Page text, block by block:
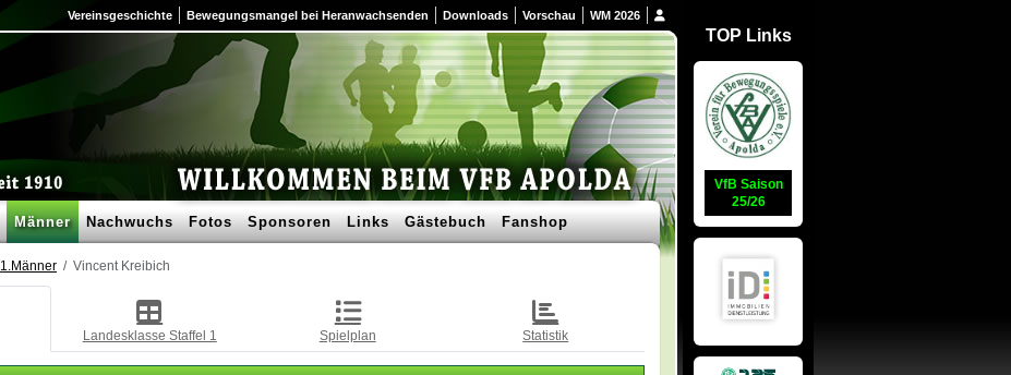
Vereinsgeschichte Bewegungsmangel bei Heranwachsenden Downloads Vorschau WM 2026
Männer Nachwuchs Fotos Sponsoren Links Gästebuch Fanshop
1.Männer Vincent Kreibich
Landesklasse Staffel 1 Spielplan Statistik
TOP Links
VfB Saison
25/26